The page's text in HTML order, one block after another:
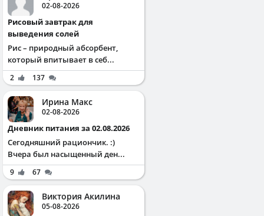
02-08-2026
Рисовый завтрак для
выведения солей
Рис – природный абсорбент,
который впитывает в себ...
2 137
Ирина Макс
02-08-2026
Дневник питания за 02.08.2026
Сегодняшний рациончик. :)
Вчера был насыщенный ден...
9 67
Виктория Акилина
05-08-2026